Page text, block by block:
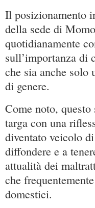
Il posizionamento
della sede di
quotidianamente
sull’importanza di
che sia anche
di genere.
Come noto,
targa con una
diventato veicolo
diffondere e a
attualità dei
che
domestici.